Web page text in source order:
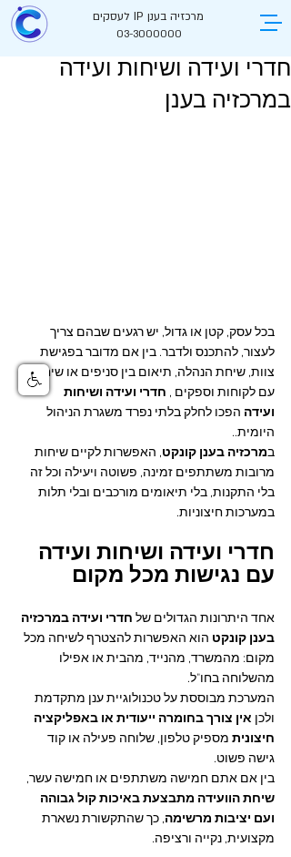
מרכזיה בענן IP לעסקים
03-3000000
חדרי ועידה ושיחות ועידה
במרכזיה בענן
בכל עסק, קטן או גדול, יש רגעים שבהם צריך
לעצור, להתכנס ולדבר. בין אם מדובר בפגישת
צוות, שיחת הנהלה, תיאום בין סניפים או שיחה
עם לקוחות וספקים , חדרי ועידה ושיחות
ועידה הפכו לחלק בלתי נפרד משגרת הניהול
היומית..
במרכזיה בענן קונקט, האפשרות לקיים שיחות
מרובות משתתפים זמינה, פשוטה ויעילה וכל זה
בלי התקנות, בלי תיאומים מורכבים ובלי תלות
במערכות חיצוניות.
חדרי ועידה ושיחות ועידה
עם נגישות מכל מקום
אחד היתרונות הגדולים של חדרי ועידה במרכזיה
בענן קונקט הוא האפשרות להצטרף לשיחה מכל
מקום: מהמשרד, מהנייד, מהבית או אפילו
מהשלוחה בחו"ל.
המערכת מבוססת על טכנולוגיית ענן מתקדמת
ולכן אין צורך בחומרה ייעודית או באפליקציה
חיצונית מספיק טלפון, שלוחה פעילה או קוד
גישה פשוט.
בין אם אתם חמישה משתתפים או חמישה עשר,
שיחת הוועידה מתבצעת באיכות קול גבוהה
ועם יציבות מרשימה, כך שהתקשורת נשארת
מקצועית, נקייה ורציפה.